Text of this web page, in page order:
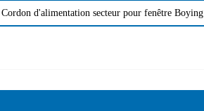
Cordon d'alimentation secteur pour fenêtre Boying